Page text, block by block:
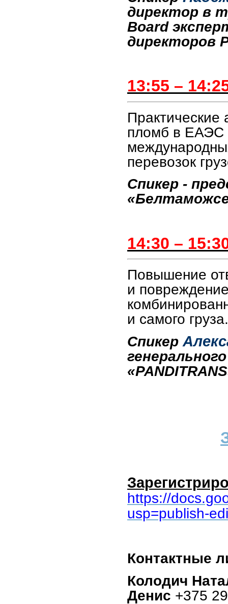
директор в
Board
директоров
13:55 –
Практические
пломб в ЕАЭС
перевозок
Спикер -
14:30 –
Повышение
и
и самого груза.
Спикер
«PANDITRANS
https://
usp=publish-
Контактные
Колодич
Денис +375